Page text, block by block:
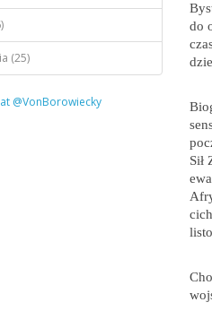
(25)
@VonBorowiecky
do
Sił